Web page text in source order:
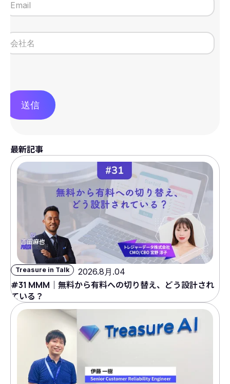
送信
最新記事
Treasure in Talk 2026.8月.04
#31 MMM｜無料から有料への切り替え、どう設計され
ている？